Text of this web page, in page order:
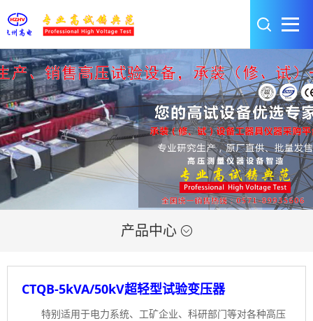
产品中心 
CTQB-5kVA/50kV超轻型试验变压器
特别适用于电力系统、工矿企业、科研部门等对各种高压